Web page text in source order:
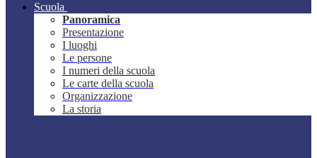
Scuola
Panoramica
Presentazione
I luoghi
Le persone
I numeri della scuola
Le carte della scuola
Organizzazione
La storia